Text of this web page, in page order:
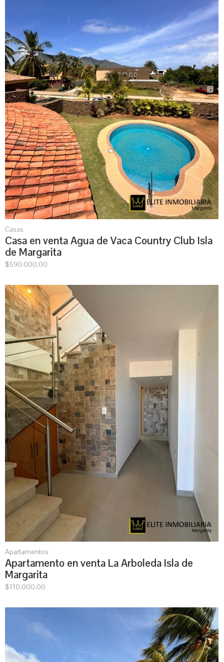
Casas
Casa en venta Agua de Vaca Country Club Isla
de Margarita
$590.000,00
Apartamentos
Apartamento en venta La Arboleda Isla de
Margarita
$110.000,00